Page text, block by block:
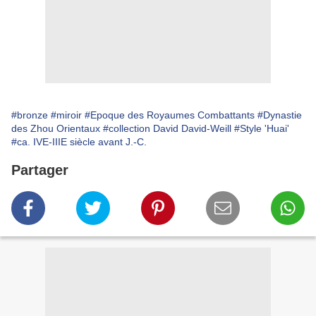
#bronze #miroir #Epoque des Royaumes Combattants #Dynastie
des Zhou Orientaux #collection David David-Weill #Style 'Huai'
#ca. IVE-IIIE siècle avant J.-C.
Partager